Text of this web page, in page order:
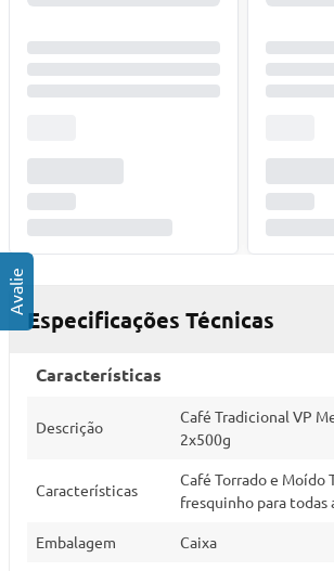
Especificações Técnicas
Características
Descrição
Café Tradicional VP
2x500g
Características
Café Torrado e Moído
fresquinho para todas
Embalagem Caixa